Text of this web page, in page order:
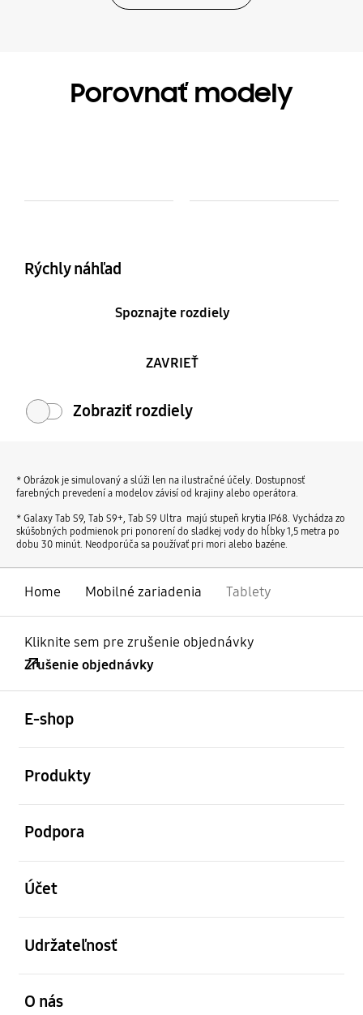
Porovnať modely
Rýchly náhľad
Spoznajte rozdiely
ZAVRIEŤ
Zobraziť rozdiely
* Obrázok je simulovaný a slúži len na ilustračné účely. Dostupnosť
farebných prevedení a modelov závisí od krajiny alebo operátora.
* Galaxy Tab S9, Tab S9+, Tab S9 Ultra majú stupeň krytia IP68. Vychádza zo
skúšobných podmienok pri ponorení do sladkej vody do hĺbky 1,5 metra po
dobu 30 minút. Neodporúča sa používať pri mori alebo bazéne.
Home Mobilné zariadenia Tablety
Kliknite sem pre zrušenie objednávky
Zrušenie objednávky
E-shop
Produkty
Podpora
Účet
Udržateľnosť
O nás